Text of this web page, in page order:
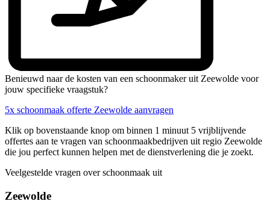
Benieuwd naar de kosten van een schoonmaker uit Zeewolde voor
jouw specifieke vraagstuk?
5x schoonmaak offerte Zeewolde aanvragen
Klik op bovenstaande knop om binnen 1 minuut 5 vrijblijvende
offertes aan te vragen van schoonmaakbedrijven uit regio Zeewolde
die jou perfect kunnen helpen met de dienstverlening die je zoekt.
Veelgestelde vragen over schoonmaak uit
Zeewolde